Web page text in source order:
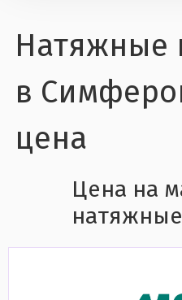
Натяжные
в
цена
Цена на